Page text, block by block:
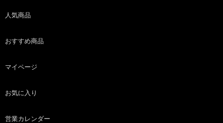
人気商品
おすすめ商品
マイページ
お気に入り
営業カレンダー